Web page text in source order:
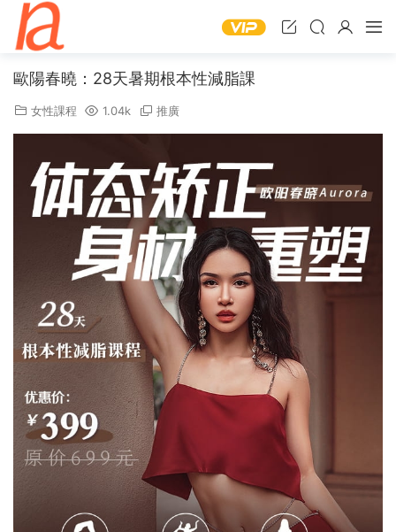
歐陽春曉：28天暑期根本性減脂課
女性課程 1.04k 推廣